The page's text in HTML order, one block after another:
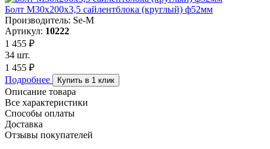
Болт М30х200х3,5 сайлентблока (круглый) ф52мм
Производитель: Se-M
Артикул: 10222
1 455 ₽
34 шт.
1 455 ₽
Подробнее
Купить в 1 клик
Описание товара
Все характеристики
Способы оплаты
Доставка
Отзывы покупателей